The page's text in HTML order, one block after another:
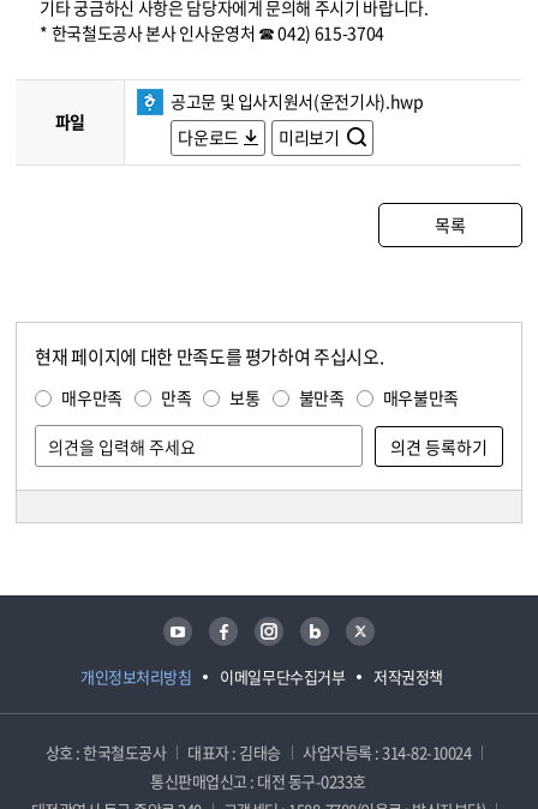
기타 궁금하신 사항은 담당자에게 문의해 주시기 바랍니다.
* 한국철도공사 본사 인사운영처 ☎ 042) 615-3704
파일
공고문 및 입사지원서(운전기사).hwp
다운로드
미리보기
목록
현재 페이지에 대한 만족도를 평가하여 주십시오.
매우만족 만족 보통 불만족 매우불만족
개인정보처리방침 이메일무단수집거부 저작권정책
유튜브 페이스북 인스타그램 블로그 트위터
상호 : 한국철도공사 대표자 : 김태승
사업자등록 : 314-82-10024
통신판매업신고 : 대전 동구-0233호